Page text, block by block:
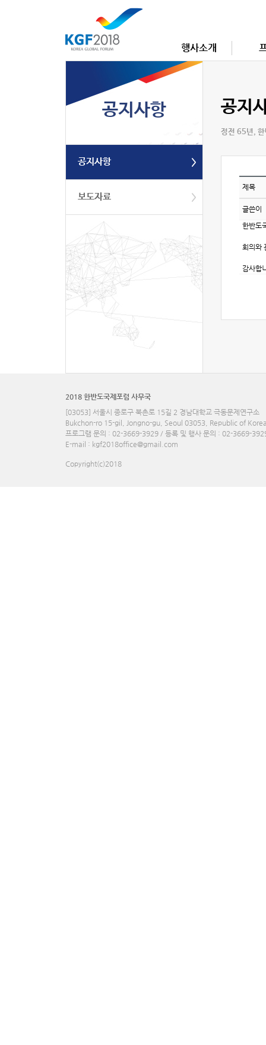
행사소개
공지사항
공지사항
보도자료
공지
정전 65년, 한
제목
글쓴이
한반도
회의와
감사합
2018 한반도국제포럼 사무국
[03053] 서울시 종로구 북촌로 15길 2 경남대학교 극동문제연구소
Bukchon-ro 15-gil, Jongno-gu, Seoul 03053, Republic of
프로그램 문의 : 02-3669-3929 / 등록 및 행사 문의 : 02-3669-
E-mail : kgf2018office@gmail.com
Copyright(c)2018